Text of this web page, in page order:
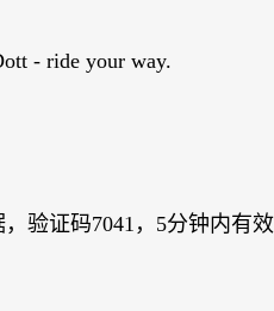
- ride your way.
验证码7041，5分钟内有